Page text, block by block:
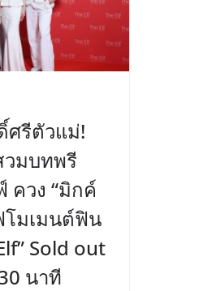
รีตัวแม่!
วมบทพรี
ควง “มิกค์
โมเมนต์ฟิน
Sold out
นาที